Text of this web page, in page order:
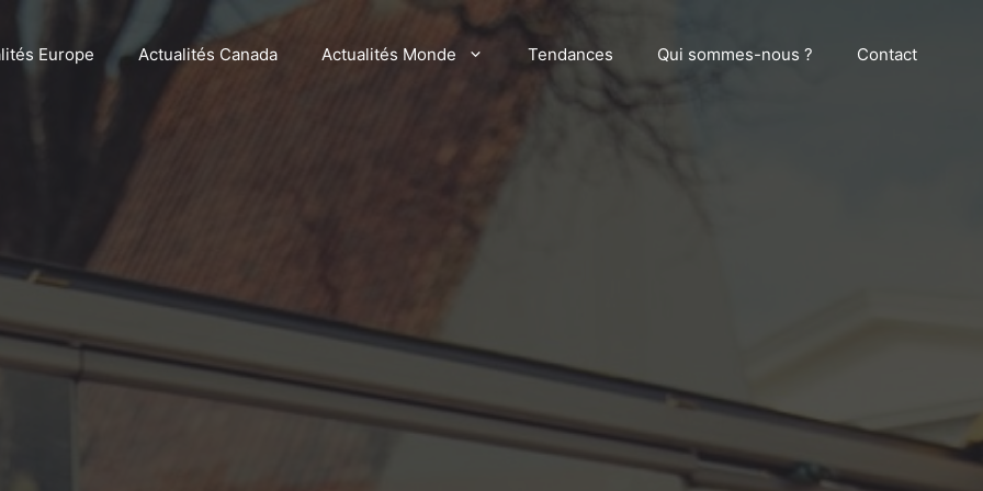
Europe Actualités Canada Actualités Monde Tendances Qui sommes-nous ? Contact